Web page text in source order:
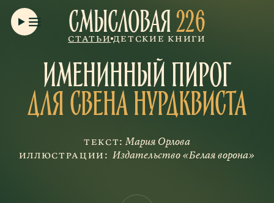
Смысловая226
СтатьиДетские книги
Именинный пирог
для Свена Нурдквиста
Текст: Мария Орлова
Иллюстрации: Издательство «Белая ворона»